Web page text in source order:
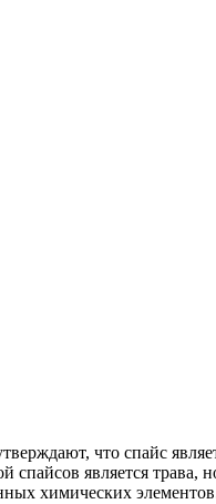
что спайс
является
химических